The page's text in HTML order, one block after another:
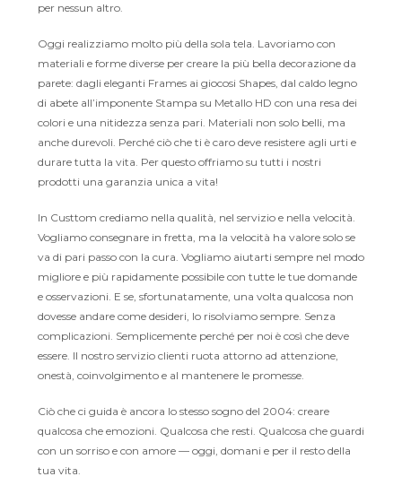
per nessun altro.
Oggi realizziamo molto più della sola tela. Lavoriamo con
materiali e forme diverse per creare la più bella decorazione da
parete: dagli eleganti Frames ai giocosi Shapes, dal caldo legno
di abete all’imponente Stampa su Metallo HD con una resa dei
colori e una nitidezza senza pari. Materiali non solo belli, ma
anche durevoli. Perché ciò che ti è caro deve resistere agli urti e
durare tutta la vita. Per questo offriamo su tutti i nostri
prodotti una garanzia unica a vita!
In Custtom crediamo nella qualità, nel servizio e nella velocità.
Vogliamo consegnare in fretta, ma la velocità ha valore solo se
va di pari passo con la cura. Vogliamo aiutarti sempre nel modo
migliore e più rapidamente possibile con tutte le tue domande
e osservazioni. E se, sfortunatamente, una volta qualcosa non
dovesse andare come desideri, lo risolviamo sempre. Senza
complicazioni. Semplicemente perché per noi è così che deve
essere. Il nostro servizio clienti ruota attorno ad attenzione,
onestà, coinvolgimento e al mantenere le promesse.
Ciò che ci guida è ancora lo stesso sogno del 2004: creare
qualcosa che emozioni. Qualcosa che resti. Qualcosa che guardi
con un sorriso e con amore — oggi, domani e per il resto della
tua vita.